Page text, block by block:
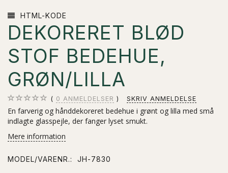
HTML-KODE
DEKORERET BLØD
STOF BEDEHUE,
GRØN/LILLA
0 ANMELDELSER SKRIV ANMELDELSE
En farverig og hånddekoreret bedehue i grønt og lilla med små
indlagte glasspejle, der fanger lyset smukt.
Mere information
MODEL/VARENR.: JH-7830